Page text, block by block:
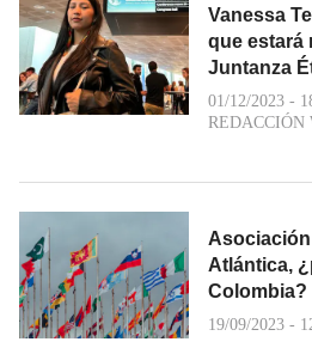
Vanessa
que estará
Juntanza
01/12/2023 -
REDACCIÓN
Atlántica,
Colombia?
19/09/2023 -